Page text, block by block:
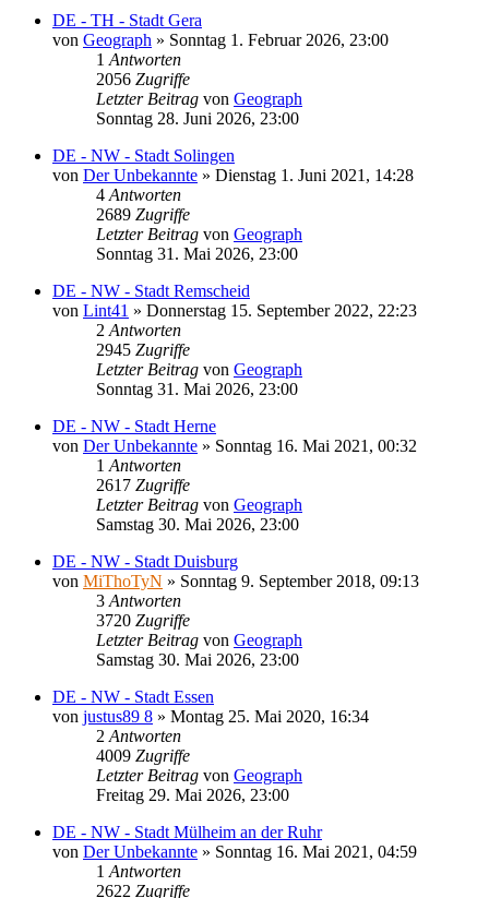
DE - TH - Stadt Gera
von Geograph » Sonntag 1. Februar 2026, 23:00
1 Antworten
2056 Zugriffe
Letzter Beitrag von Geograph
Sonntag 28. Juni 2026, 23:00
DE - NW - Stadt Solingen
von Der Unbekannte » Dienstag 1. Juni 2021, 14:28
4 Antworten
2689 Zugriffe
Letzter Beitrag von Geograph
Sonntag 31. Mai 2026, 23:00
DE - NW - Stadt Remscheid
von Lint41 » Donnerstag 15. September 2022, 22:23
2 Antworten
2945 Zugriffe
Letzter Beitrag von Geograph
Sonntag 31. Mai 2026, 23:00
DE - NW - Stadt Herne
von Der Unbekannte » Sonntag 16. Mai 2021, 00:32
1 Antworten
2617 Zugriffe
Letzter Beitrag von Geograph
Samstag 30. Mai 2026, 23:00
DE - NW - Stadt Duisburg
von MiThoTyN » Sonntag 9. September 2018, 09:13
3 Antworten
3720 Zugriffe
Letzter Beitrag von Geograph
Samstag 30. Mai 2026, 23:00
DE - NW - Stadt Essen
von justus89 8 » Montag 25. Mai 2020, 16:34
2 Antworten
4009 Zugriffe
Letzter Beitrag von Geograph
Freitag 29. Mai 2026, 23:00
DE - NW - Stadt Mülheim an der Ruhr
von Der Unbekannte » Sonntag 16. Mai 2021, 04:59
1 Antworten
2622 Zugriffe